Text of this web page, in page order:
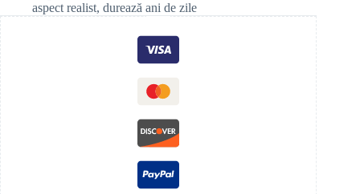
aspect realist, durează ani de zile